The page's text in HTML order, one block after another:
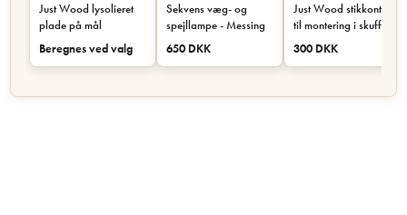
Just Wood lysolieret
plade på mål
Beregnes ved valg
Sekvens væg- og
spejllampe - Messing
650 DKK
Just Wood stikkontakt
til montering i skuffe
eller skab - Sort
300 DKK